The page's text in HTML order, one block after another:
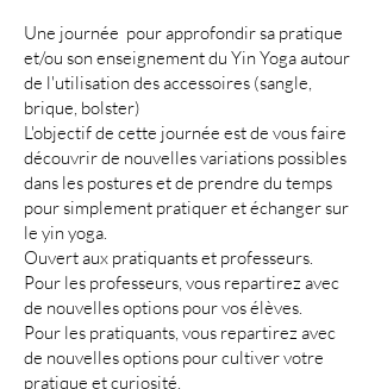
Une journée pour approfondir sa pratique
et/ou son enseignement du Yin Yoga autour
de l'utilisation des accessoires (sangle,
brique, bolster)
L'objectif de cette journée est de vous faire
découvrir de nouvelles variations possibles
dans les postures et de prendre du temps
pour simplement pratiquer et échanger sur
le yin yoga.
Ouvert aux pratiquants et professeurs.
Pour les professeurs, vous repartirez avec
de nouvelles options pour vos élèves.
Pour les pratiquants, vous repartirez avec
de nouvelles options pour cultiver votre
pratique et curiosité.